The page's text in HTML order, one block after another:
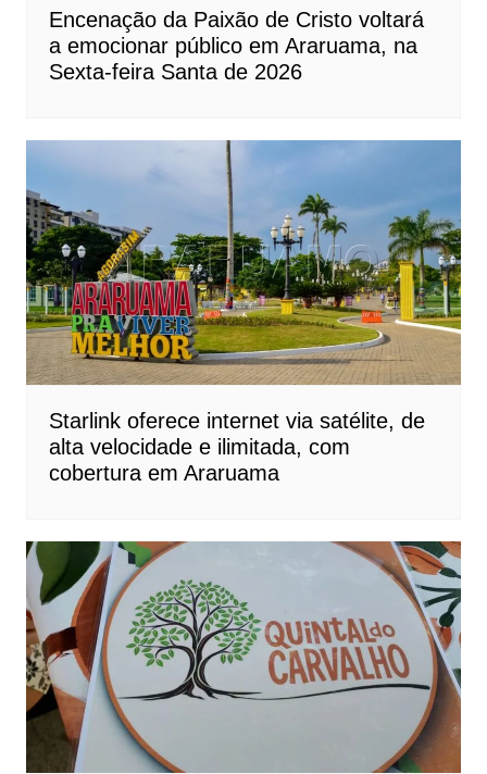
Encenação da Paixão de Cristo voltará
a emocionar público em Araruama, na
Sexta-feira Santa de 2026
Starlink oferece internet via satélite, de
alta velocidade e ilimitada, com
cobertura em Araruama